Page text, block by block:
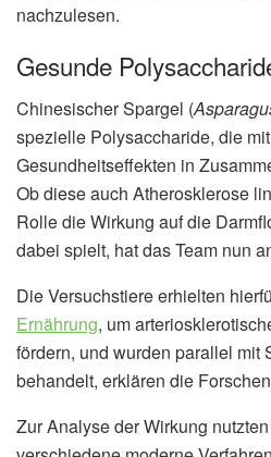
nachzulesen.
Gesunde
Chinesischer Spargel (
spezielle Polysaccharide, die
Gesundheitseffekten in
Ob diese auch Atherosklerose
Rolle die Wirkung auf die
dabei spielt, hat das Team nun
Die Versuchstiere erhielten
Ernährung, um
fördern, und wurden parallel mit
behandelt, erklären die
Zur Analyse der Wirkung